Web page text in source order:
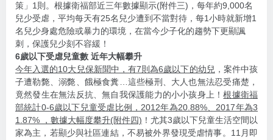
策」1則。根據衛福部近三年數據顯示(附件三)，每年約9,000名
兒少受虐，平均每天有25名兒少遭到不當對待，每1小時就新增1
名兒少身處危險或暴力的環境，在當今少子化的趨勢下更顯諷
刺，保護兒少刻不容緩！
6歲以下受虐兒童數 近年大幅攀升
今年入選的10大兒保新聞中，有7則為6歲以下的幼兒 ，案件中孩
子遭勒斃、溺斃、餓極食糞…這些極刑、大人也無法忍受痛楚，
竟然發生在無法反抗、無自我保護能力的小小孩身上！根據衛福
部統計0-6歲以下兒童受虐比例，2012年為20.88%、2017年為3
1.87% ，數據大幅度攀升(附件四) ！尤其3歲以下兒童生活空間以
家為主，若顯少與社區連結，不易被外界發現受虐情事。11月即